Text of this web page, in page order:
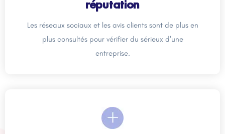
réputation
Les réseaux sociaux et les avis clients sont de plus en
plus consultés pour vérifier du sérieux d'une
entreprise.